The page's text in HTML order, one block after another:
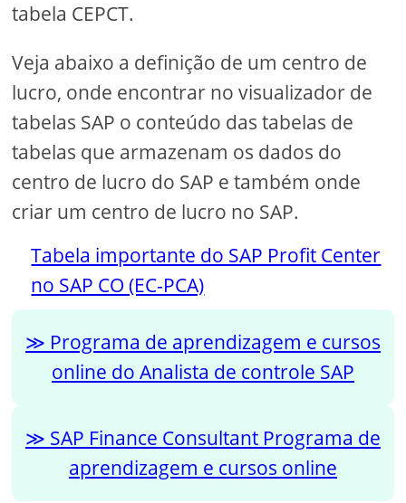
tabela CEPCT.
Veja abaixo a definição de um centro de
lucro, onde encontrar no visualizador de
tabelas SAP o conteúdo das tabelas de
tabelas que armazenam os dados do
centro de lucro do SAP e também onde
criar um centro de lucro no SAP.
Tabela importante do SAP Profit Center
no SAP CO (EC-PCA)
Programa de aprendizagem e cursos
online do Analista de controle SAP
SAP Finance Consultant Programa de
aprendizagem e cursos online